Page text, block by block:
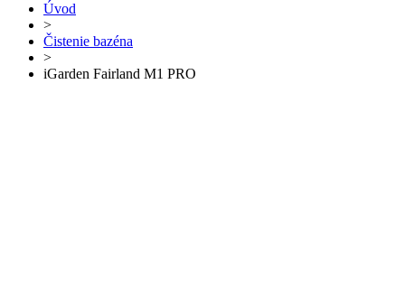
Úvod
>
Čistenie bazéna
>
iGarden Fairland M1 PRO